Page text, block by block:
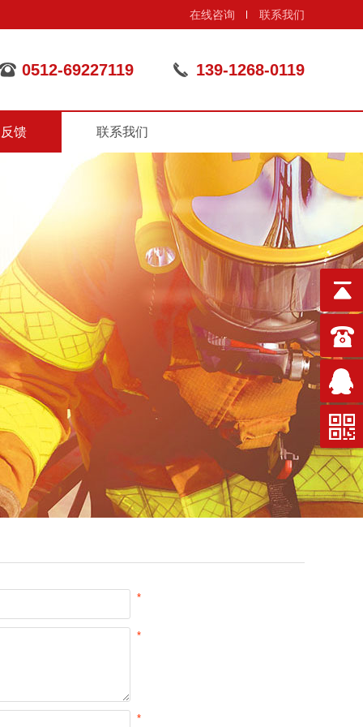
在线咨询 联系我们
0512-69227119 139-1268-0119
馈 联系我们
*
*
*